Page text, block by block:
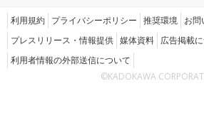
利用規約 プライバシーポリシー 推奨環境 お問
プレスリリース・情報提供 媒体資料 広告掲載
利用者情報の外部送信について
©KADOKAWA